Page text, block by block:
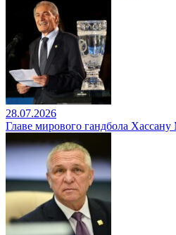
28.07.2026
Главе мирового гандбола